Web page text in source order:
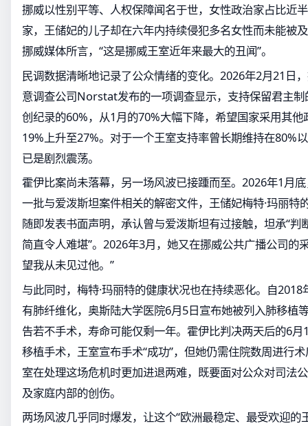
挪威以性别平等、人权保障闻名于世，女性政治家占比近
家，王储妃的儿子却在六年内持续侵犯多名女性而未能被
挪威媒体所言，“这是挪威王室近年来最大的丑闻”。
民调数据清晰地记录了公众情绪的变化。2026年2月21日
意调查公司Norstat发布的一项调查显示，支持保留君主
创纪录的60%，从1月的70%大幅下降，希望国家采用其他
19%上升至27%。对于一个王室支持率曾长期维持在80%
已是剧烈震荡。
霍伊比案尚未落幕，另一场风波已接踵而至。2026年1月
一批与爱泼斯坦案件相关的解密文件，王储妃梅特·玛丽特
随即发表书面声明，承认曾与爱泼斯坦有过接触，坦承“判
简直令人难堪”。2026年3月，她又在挪威公共广播公司的
望我从未见过他。”
与此同时，梅特·玛丽特的健康状况也在持续恶化。自
有肺纤维化，奥斯陆大学医院6月5日宣布她被列入肺移植
告若不手术，寿命可能仅剩一年。霍伊比判决两天后的6
移植手术，王室宣布手术“成功”，但她仍需住院数周进行
室在处理这场危机时更加进退两难，既要面对公众对司法
及家庭内部的创伤。
两场风波几乎同时爆发，让这个“欧洲最稳定、最受欢迎的